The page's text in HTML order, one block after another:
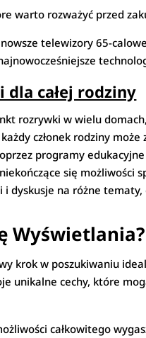
warto rozważyć przed
telewizory 65-
dla całej rodziny
rozrywki w wielu
członek rodziny
programy
się możliwości
dyskusje na różne
Wyświetlania?
krok w poszukiwaniu
unikalne cechy, które
całkowitego